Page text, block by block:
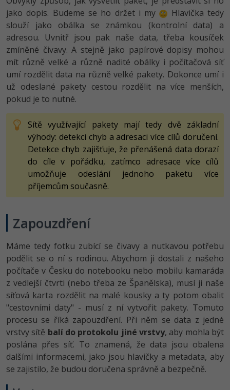
jako dopis. Budeme se ho držet i my
Hlavička tedy
slouží jako obálka se známkou (kontrolní data) a
adresou. Uvnitř jsou pak naše data, třeba kousíček
zmíněné čivavy. A stejně jako papírové dopisy mohou
mít různě velké a různě nadité obálky i počítačová síť
umí rozdělit data na různě velké pakety. Dokonce umí i
už odeslané pakety cestou rozdělit na více menších,
pokud je to nutné.
Sítě využívající pakety mají tedy dvě základní
výhody: detekci chyb a adresaci více cílů doručení.
Detekce chyb zajišťuje, že přenášená data dorazí
do cíle v pořádku, zatímco adresace více cílů
umožňuje odeslání jednoho paketu více
příjemcům současně.
Zapouzdření
Máme tedy fotku zubící se čivavy a nutkavou potřebu
podělit se o ní s rodinou. Abychom ji dostali z našeho
počítače v Česku do notebooku nebo mobilu kamaráda
z vedlejší čtvrti (nebo třeba ze Španělska), musí ji naše
síťová karta rozdělit na malé kousky a ty potom obalit
"cestovními daty" - musí z ní vytvořit pakety. Tomuto
procesu se říká zapouzdření. Při něm se data z jedné
vrstvy sítě balí do protokolu jiné vrstvy, aby mohla být
poslána přes síť. To znamená, že data jsou obalena
dalšími informacemi, jako jsou hlavičky a metadata, aby
se zajistilo, že budou doručena správně a bezpečně.